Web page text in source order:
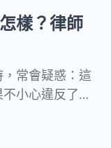
樣？律師
常會疑惑：這
小心違反了，
業角度，深入